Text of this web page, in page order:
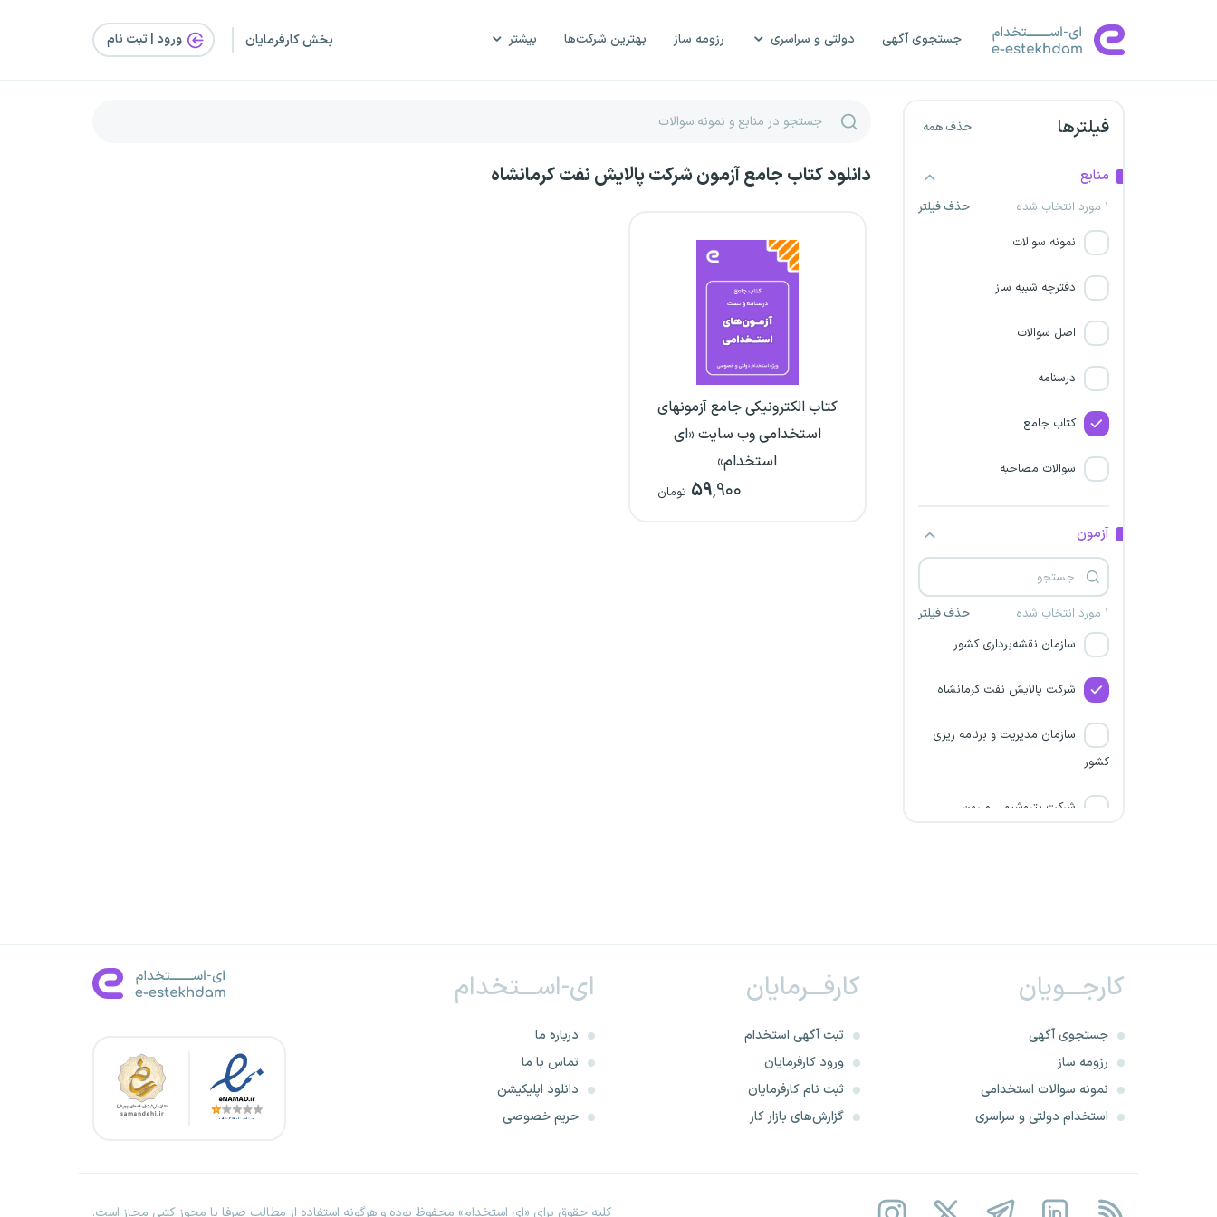
جستجوی آگهی دولتی و سراسری رزومه ساز بهترین شرکت‌ها بیشتر بخش کارفرمایان ورود | ثبت‌ نام
فیلترها حذف همه
منابع
۱ مورد انتخاب شده
حذف فیلتر
نمونه سوالات
دفترچه شبیه ساز
اصل سوالات
درسنامه
کتاب جامع
سوالات مصاحبه
آزمون
۱ مورد انتخاب شده حذف فیلتر
سلیمان
خاورمیانه
شرکت پتروپالایش کنگان
شرکت پتروشیمی مهاباد
سازمان نقشه‌برداری کشور
شرکت پالایش نفت کرمانشاه
سازمان مدیریت و برنامه ریزی
کشور
شرکت پتروشیمی مارون
وزارت صنعت، معدن و تجارت
مرکز آمار ایران
سازمان ملی بهره‌وری ایران
شرکت پتروشیمی شهید
شرکت پتروشیمی خارک
دانلود کتاب جامع آزمون شرکت پالایش نفت کرمانشاه
کتاب الکترونیکی جامع آزمونهای
استخدامی وب سایت «ای
استخدام»
۵۹,۹۰۰ تومان
کارجـــویان
جستجوی آگهی
رزومه ساز
نمونه سوالات استخدامی
استخدام دولتی و سراسری
کارفـــرمایان
ثبت آگهی استخدام
ورود کارفرمایان
ثبت نام کارفرمایان
گزارش‌های بازار کار
ای-اســـتخدام
درباره ما
تماس با ما
دانلود اپلیکیشن
حریم خصوصی
کلیه حقوق برای «ای استخدام» محفوظ بوده و هرگونه استفاده از مطالب صرفا با مجوز کتبی مجاز است.